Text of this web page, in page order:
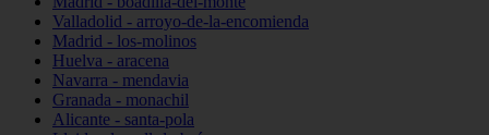
Valladolid - arroyo-de-la-encomienda
Madrid - los-molinos
Huelva - aracena
Navarra - mendavia
Granada - monachil
Alicante - santa-pola